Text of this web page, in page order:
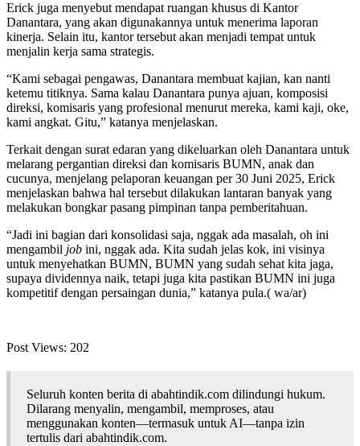
Erick juga menyebut mendapat ruangan khusus di Kantor
Danantara, yang akan digunakannya untuk menerima laporan
kinerja. Selain itu, kantor tersebut akan menjadi tempat untuk
menjalin kerja sama strategis.
“Kami sebagai pengawas, Danantara membuat kajian, kan nanti
ketemu titiknya. Sama kalau Danantara punya ajuan, komposisi
direksi, komisaris yang profesional menurut mereka, kami kaji, oke,
kami angkat. Gitu,” katanya menjelaskan.
Terkait dengan surat edaran yang dikeluarkan oleh Danantara untuk
melarang pergantian direksi dan komisaris BUMN, anak dan
cucunya, menjelang pelaporan keuangan per 30 Juni 2025, Erick
menjelaskan bahwa hal tersebut dilakukan lantaran banyak yang
melakukan bongkar pasang pimpinan tanpa pemberitahuan.
“Jadi ini bagian dari konsolidasi saja, nggak ada masalah, oh ini
mengambil job ini, nggak ada. Kita sudah jelas kok, ini visinya
untuk menyehatkan BUMN, BUMN yang sudah sehat kita jaga,
supaya dividennya naik, tetapi juga kita pastikan BUMN ini juga
kompetitif dengan persaingan dunia,” katanya pula.( wa/ar)
Post Views: 202
Seluruh konten berita di abahtindik.com dilindungi hukum.
Dilarang menyalin, mengambil, memproses, atau
menggunakan konten—termasuk untuk AI—tanpa izin
tertulis dari abahtindik.com.